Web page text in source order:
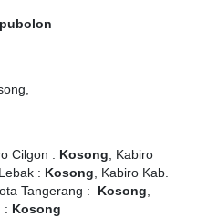
Cilgon : Kosong, Kabiro
: Kosong, Kabiro Kab.
Tangerang : Kosong,
: Kosong